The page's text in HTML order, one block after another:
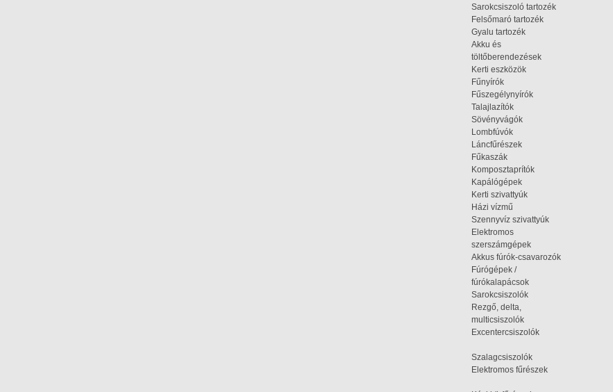
Sarokcsiszoló tartozék
Felsőmaró tartozék
Gyalu tartozék
Akku és
töltőberendezések
Kerti eszközök
Fűnyírók
Fűszegélynyírók
Talajlazítók
Sövényvágók
Lombfúvók
Láncfűrészek
Fűkaszák
Komposztaprítók
Kapálógépek
Kerti szivattyúk
Házi vízmű
Szennyvíz szivattyúk
Elektromos
szerszámgépek
Akkus fúrók-csavarozók
Fúrógépek /
fúrókalapácsok
Sarokcsiszolók
Rezgő, delta,
multicsiszolók
Excentercsiszolók
Szalagcsiszolók
Elektromos fűrészek